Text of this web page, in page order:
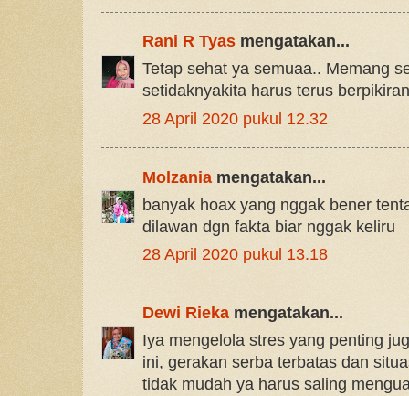
Rani R Tyas mengatakan...
Tetap sehat ya semuaa.. Memang
setidaknyakita harus terus
28 April 2020 pukul 12.32
Molzaniamengatakan...
banyak hoax yang nggak bener
dilawan dgn fakta biar nggak keliru
28 April 2020 pukul 13.18
Dewi Rieka mengatakan...
Iya mengelola stres yang penting
ini, gerakan serba terbatas dan
tidak mudah ya harus saling